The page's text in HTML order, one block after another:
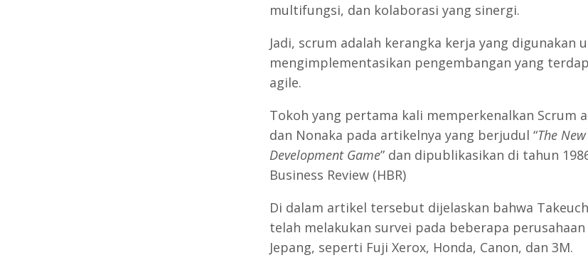
multifungsi, dan kolaborasi yang sinergi.
Jadi, scrum adalah kerangka kerja yang digunakan
mengimplementasikan pengembangan yang
agile.
Tokoh yang pertama kali memperkenalkan Scrum
dan Nonaka pada artikelnya yang berjudul “The
Development Game” dan dipublikasikan di tahun
Business Review (HBR)
Di dalam artikel tersebut dijelaskan bahwa
telah melakukan survei pada beberapa
Jepang, seperti Fuji Xerox, Honda, Canon, dan 3M.